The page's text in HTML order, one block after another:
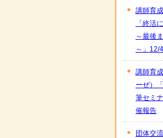
講師育
「終活
～最後
～」12/
講師育
ーぜ）
筆セミ
催報告
団体交